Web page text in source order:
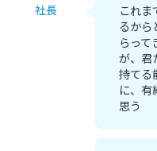
社長
これま
るから
らって
が、君
持てる
に、有
思う